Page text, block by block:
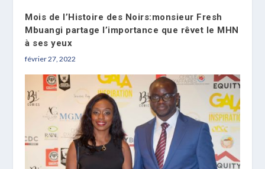
Mois de l’Histoire des Noirs:monsieur Fresh
Mbuangi partage l’importance que rêvet le MHN
à ses yeux
février 27, 2022